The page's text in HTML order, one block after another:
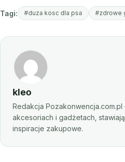
Tagi: #duza kosc dla psa #zdrowe
kleo
Redakcja
akcesoriach i gadżetach,
inspiracje zakupowe.